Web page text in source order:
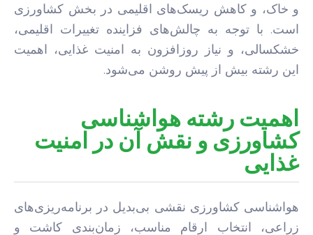
و خاک، و کاهش ریسک‌های اقلیمی در بخش کشاورزی
است. با توجه به چالش‌های فزاینده تغییرات اقلیمی،
خشکسالی، و نیاز روزافزون به امنیت غذایی، اهمیت
این رشته بیش از پیش روشن می‌شود.
اهمیت رشته هواشناسی
کشاورزی و نقش آن در امنیت
غذایی
هواشناسی کشاورزی نقشی بی‌بدیل در برنامه‌ریزی‌های
زراعی، انتخاب ارقام مناسب، زمان‌بندی کاشت و